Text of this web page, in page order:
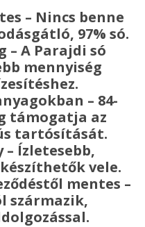
– Nincs benne
97% só.
– A Parajdi só
mennyiség
– 84-
támogatja az
tartósítását.
Ízletesebb,
vele.
mentes –
származik,